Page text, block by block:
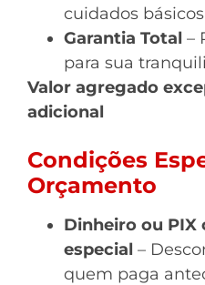
cuidados básicos
Garantia Total –
para sua
Valor agregado
adicional
Condições
Orçamento
Dinheiro ou
especial –
quem paga